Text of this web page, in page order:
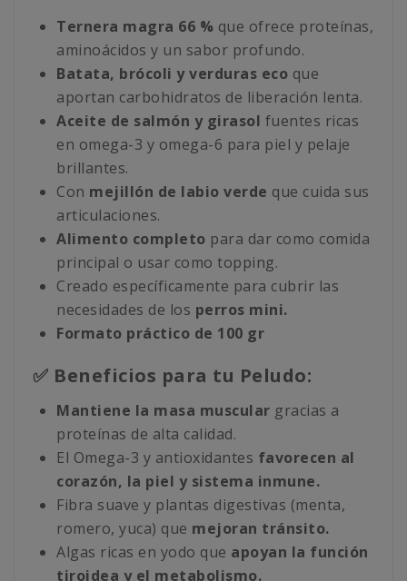
Ternera magra 66 % que ofrece proteínas,
aminoácidos y un sabor profundo.
Batata, brócoli y verduras eco que
aportan carbohidratos de liberación lenta.
Aceite de salmón y girasol fuentes ricas
en omega-3 y omega-6 para piel y pelaje
brillantes.
Con mejillón de labio verde que cuida sus
articulaciones.
Alimento completo para dar como comida
principal o usar como topping.
Creado específicamente para cubrir las
necesidades de los perros mini.
Formato práctico de 100 gr
✅ Beneficios para tu Peludo:
Mantiene la masa muscular gracias a
proteínas de alta calidad.
El Omega-3 y antioxidantes favorecen al
corazón, la piel y sistema inmune.
Fibra suave y plantas digestivas (menta,
romero, yuca) que mejoran tránsito.
Algas ricas en yodo que apoyan la función
tiroidea y el metabolismo.